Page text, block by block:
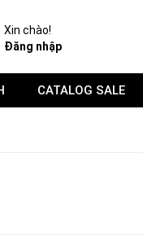
Xin chào!
Đăng nhập
CATALOG SALE